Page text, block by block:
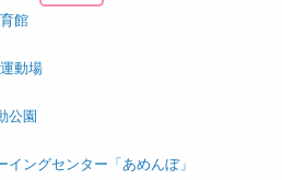
館
動場
公園
イングセンター「あめんぼ」